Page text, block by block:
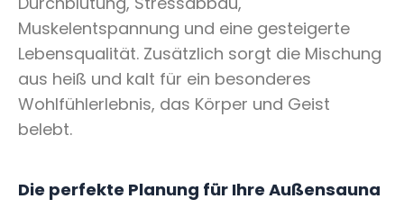
Muskelentspannung und eine gesteigerte
Lebensqualität. Zusätzlich sorgt die Mischung
aus heiß und kalt für ein besonderes
Wohlfühlerlebnis, das Körper und Geist
belebt.
Die perfekte Planung für Ihre Außensauna